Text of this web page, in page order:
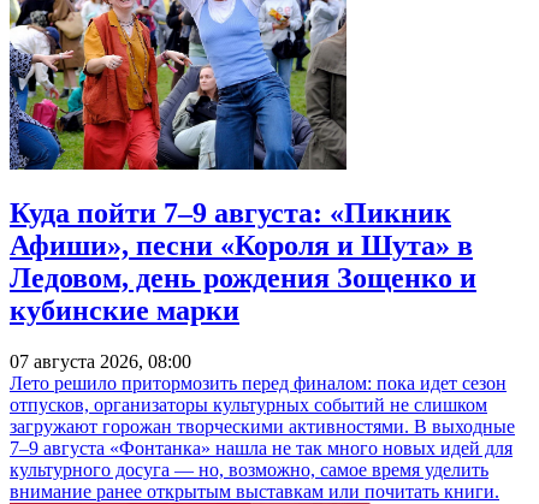
Куда пойти 7–9 августа: «Пикник
Афиши», песни «Короля и Шута» в
Ледовом, день рождения Зощенко и
кубинские марки
07 августа 2026, 08:00
Лето решило притормозить перед финалом: пока идет сезон
отпусков, организаторы культурных событий не слишком
загружают горожан творческими активностями. В выходные
7–9 августа «Фонтанка» нашла не так много новых идей для
культурного досуга — но, возможно, самое время уделить
внимание ранее открытым выставкам или почитать книги.